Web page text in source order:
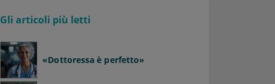
Gli articoli più letti
«Dottoressa è perfetto»